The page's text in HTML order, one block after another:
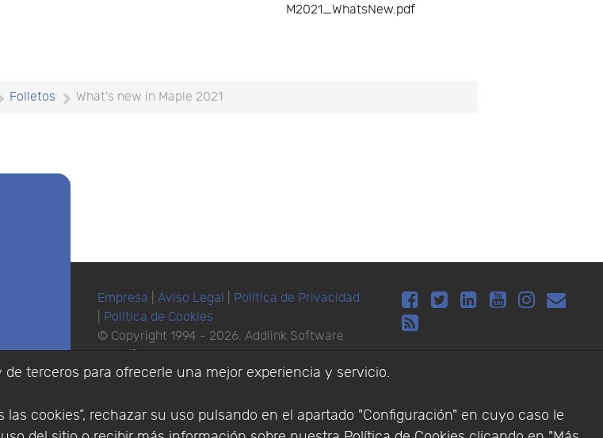
de terceros para ofrecerle una mejor experiencia y servicio.
cookies”, rechazar su uso pulsando en el apartado "Configuración" en cuyo caso le
M2021_WhatsNew.pdf
Folletos What's new in Maple 2021
Empresa Aviso Legal
Política de Privacidad
Política de Cookies
© Copyright 1994 - 2026. Addlink Software
Distribuidor de soluciones software para